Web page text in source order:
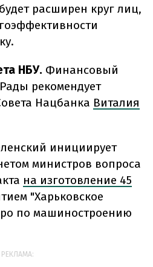
расширен круг лиц,
НБУ. Финансовый
рекомендует
Нацбанка Виталия
инициирует
министров вопроса
на изготовление 45
"Харьковское
по машиностроению
РЕКЛАМА: